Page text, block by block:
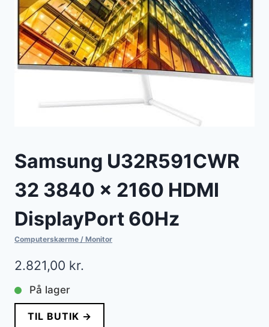
Samsung U32R591CWR
32 3840 x 2160 HDMI
DisplayPort 60Hz
Computerskærme / Monitor
2.821,00 kr.
På lager
TIL BUTIK →